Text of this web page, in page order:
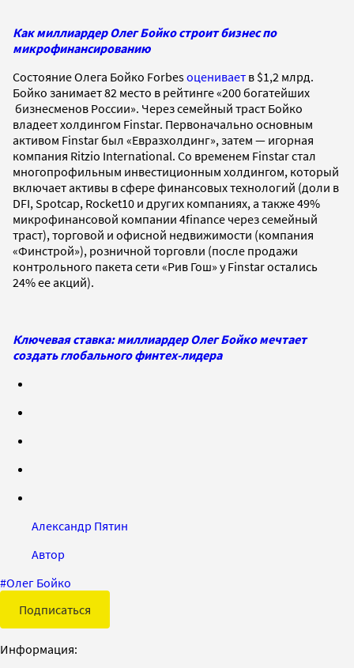
Как миллиардер Олег Бойко строит бизнес по
микрофинансированию
Состояние Олега Бойко Forbesоценивает в $1,2 млрд.
Бойко занимает 82 место в рейтинге «200 богатейших
бизнесменов России». Через семейный траст Бойко
владеет холдингом Finstar. Первоначально основным
активом Finstar был «Евразхолдинг», затем — игорная
компания Ritzio International. Со временем Finstar стал
многопрофильным инвестиционным холдингом, который
включает активы в сфере финансовых технологий (доли в
DFI, Spotcap, Rocket10 и других компаниях, а также 49%
микрофинансовой компании 4finance через семейный
траст), торговой и офисной недвижимости (компания
«Финстрой»), розничной торговли (после продажи
контрольного пакета сети «Рив Гош» у Finstar остались
24% ее акций).
Ключевая ставка: миллиардер Олег Бойко мечтает
создать глобального финтех-лидера
Александр Пятин
Автор
#Олег Бойко
Подписаться
Информация: